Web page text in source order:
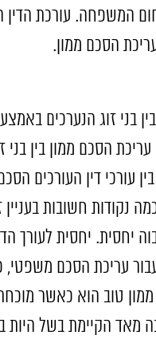
המשפחה. עורכת הדין
הסכם ממון.
בני זוג הנערכים
הסכם ממון בין
עורכי דין העורכים
נקודות חשובות בעניין
יחסית. יחסית
עריכת הסכם
טוב הוא כאשר
מאד הקיימת בשל היות